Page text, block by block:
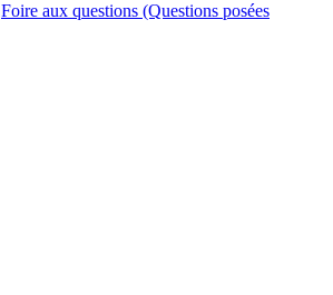
Foire aux questions (Questions posées